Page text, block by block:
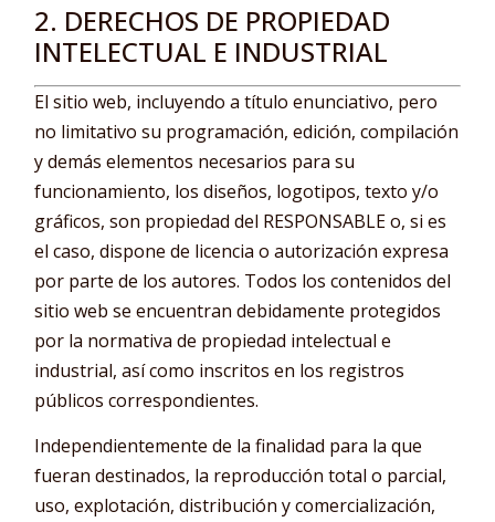
2. DERECHOS DE PROPIEDAD
INTELECTUAL E INDUSTRIAL
El sitio web, incluyendo a título enunciativo, pero
no limitativo su programación, edición, compilación
y demás elementos necesarios para su
funcionamiento, los diseños, logotipos, texto y/o
gráficos, son propiedad del RESPONSABLE o, si es
el caso, dispone de licencia o autorización expresa
por parte de los autores. Todos los contenidos del
sitio web se encuentran debidamente protegidos
por la normativa de propiedad intelectual e
industrial, así como inscritos en los registros
públicos correspondientes.
Independientemente de la finalidad para la que
fueran destinados, la reproducción total o parcial,
uso, explotación, distribución y comercialización,